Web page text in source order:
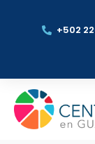
+502